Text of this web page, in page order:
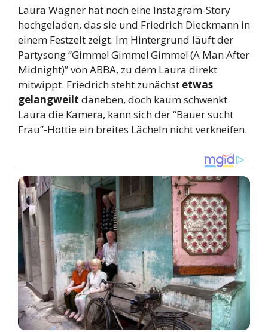
Laura Wagner hat noch eine Instagram-Story
hochgeladen, das sie und Friedrich Dieckmann in
einem Festzelt zeigt. Im Hintergrund läuft der
Partysong “Gimme! Gimme! Gimme! (A Man After
Midnight)” von ABBA, zu dem Laura direkt
mitwippt. Friedrich steht zunächst etwas
gelangweilt daneben, doch kaum schwenkt
Laura die Kamera, kann sich der “Bauer sucht
Frau”-Hottie ein breites Lächeln nicht verkneifen.